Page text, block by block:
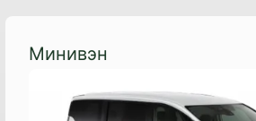
Минивэн